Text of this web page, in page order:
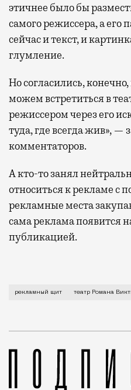
этичнее было бы
самого режиссера, а его
сейчас и текст, и
глумление.
Но согласились,
можем встретиться в
режиссером через его
туда, где всегда жив», —
комментаторов.
А кто-то занял
относиться к рекламе с
рекламные места
сама реклама появится
публикацией.
Жительница
рекламный щит театр Романа